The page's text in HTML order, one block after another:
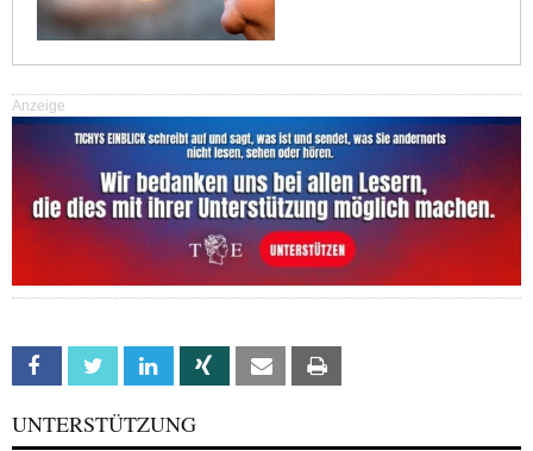
Anzeige
Facebook Twitter Linkedin Xing Email
UNTERSTÜTZUNG